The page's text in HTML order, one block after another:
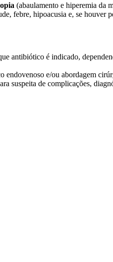
(abaulamento e hiperemia da
febre, hipoacusia e, se houver
antibiótico é indicado,
endovenoso e/ou abordagem
suspeita de complicações,